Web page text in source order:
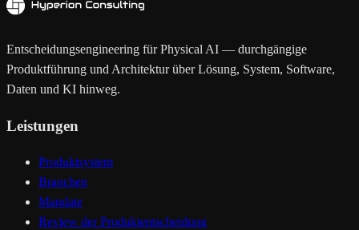
Entscheidungsengineering für Physical AI — durchgängige
Produktführung und Architektur über Lösung, System, Software,
Daten und KI hinweg.
Leistungen
Produktsystem
Branchen
Mandate
Review der Produktentscheidung